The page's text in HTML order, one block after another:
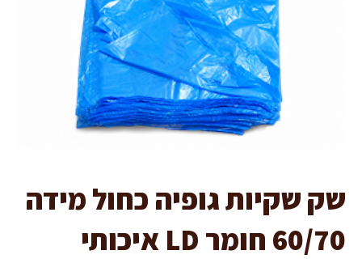
שק שקיות גופיה כחול מידה
60/70 חומר LD איכותי